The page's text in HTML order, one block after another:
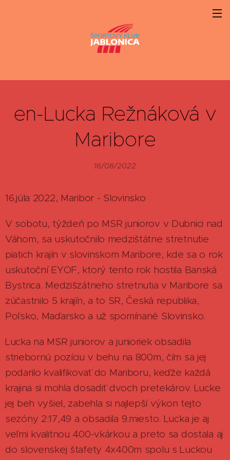
en-Lucka Režnáková v
Maribore
16/08/2022
16.júla 2022, Maribor - Slovinsko
V sobotu, týždeň po MSR juniorov v Dubnici nad
Váhom, sa uskutočnilo medzištátne stretnutie
piatich krajín v slovinskom Maribore, kde sa o rok
uskutoční EYOF, ktorý tento rok hostila Banská
Bystrica. Medzišzátneho stretnutia v Maribore sa
zúčastnilo 5 krajín, a to SR, Česká republika,
Poľsko, Maďarsko a už spomínané Slovinsko.
Lucka na MSR juniorov a junioriek obsadila
striebornú pozíciu v behu na 800m, čím sa jej
podarilo kvalifikovať do Mariboru, keďže každá
krajina si mohla dosadiť dvoch pretekárov. Lucke
jej beh vyšiel, zabehla si najlepší výkon tejto
sezóny 2:17,49 a obsadila 9.miesto. Lucka je aj
veľmi kvalitnou 400-vkárkou a preto sa dostala aj
do slovenskej štafety 4x400m spolu s Luckou